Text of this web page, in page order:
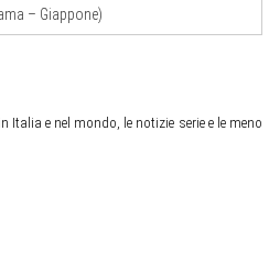
– Giappone)
e nel mondo, le notizie serie e le meno